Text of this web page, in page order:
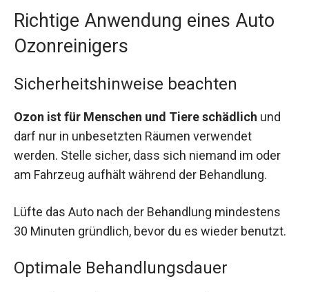
Richtige Anwendung eines Auto
Ozonreinigers
Sicherheitshinweise beachten
Ozon ist für Menschen und Tiere schädlich und
darf nur in unbesetzten Räumen verwendet
werden. Stelle sicher, dass sich niemand im oder
am Fahrzeug aufhält während der Behandlung.
Lüfte das Auto nach der Behandlung mindestens
30 Minuten gründlich, bevor du es wieder benutzt.
Optimale Behandlungsdauer